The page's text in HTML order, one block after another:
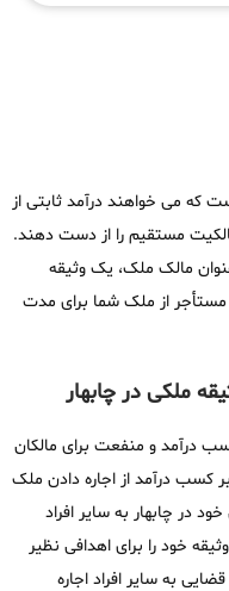
که می خواهند درآمد ثابتی از
مستقیم را از دست دهند.
عنوان مالک ملک، یک وثیقه
از ملک شما برای مدت
ملکی در چابهار
درآمد و منفعت برای مالکان
کسب درآمد از اجاره دادن ملک
در چابهار به سایر افراد
خود را برای اهدافی نظیر
به سایر افراد اجاره